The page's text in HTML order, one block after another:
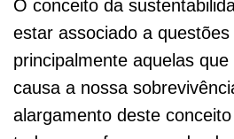
O conceito da
estar associado a questões
principalmente aquelas
causa a nossa
alargamento deste